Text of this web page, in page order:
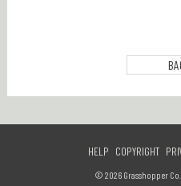
HELP COPYRIGHT
© 2026 Grasshopper